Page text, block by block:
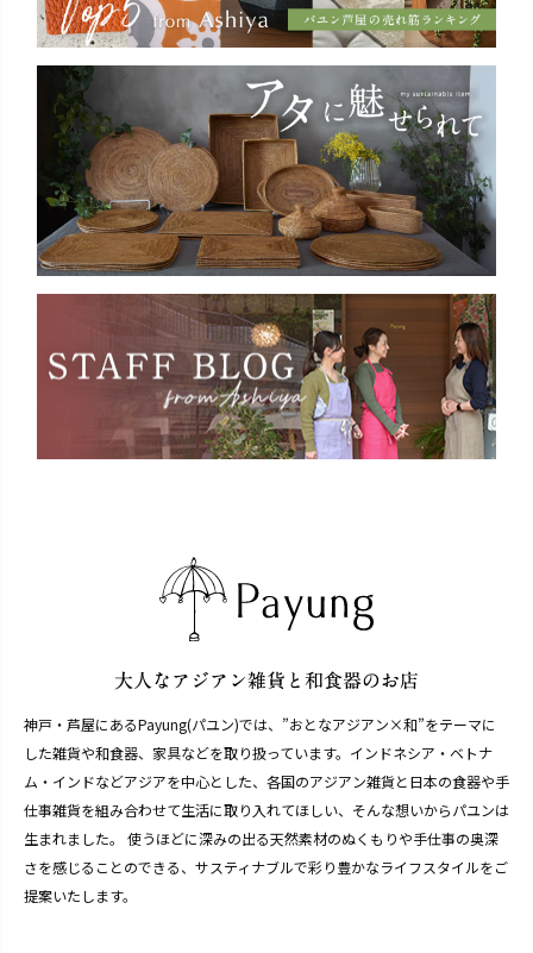
神戸・芦屋にあるPayung(パユン)では、”おとなアジアン×和”をテーマに
した雑貨や和食器、家具などを取り扱っています。インドネシア・ベトナ
ム・インドなどアジアを中心とした、各国のアジアン雑貨と日本の食器や手
仕事雑貨を組み合わせて生活に取り入れてほしい、そんな想いからパユンは
生まれました。 使うほどに深みの出る天然素材のぬくもりや手仕事の奥深
さを感じることのできる、サスティナブルで彩り豊かなライフスタイルをご
提案いたします。